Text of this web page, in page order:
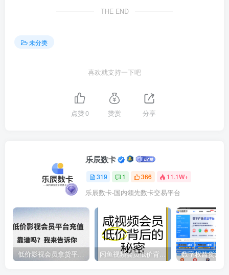
THE END
未分类
喜欢就支持一下吧
点赞0 赞赏 分享
乐辰数卡
319 1 366 11.1W+
乐辰数卡-国内领先数卡交易平台
低价影视会员拿货平台，数字权益卡券优质服务商 闲鱼视频会员低价背后的秘密